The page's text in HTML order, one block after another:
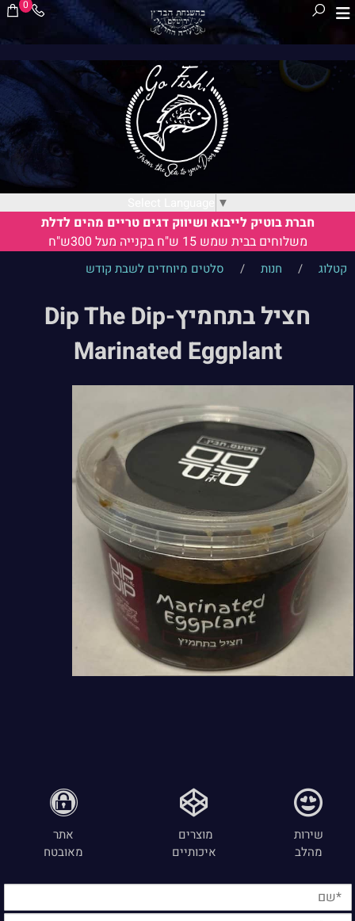
▼
0
חברת בוטיק לייבוא ושיווק דגים טריים מהים לדלת
משלוחים בבית שמש 15 ש"ח בקנייה מעל 300ש"ח
קטלוג / חנות / סלטים מיוחדים לשבת קודש
חציל בתחמיץ-Dip The Dip
Marinated Eggplant
שירות
מהלב
מוצרים
איכותיים
אתר
מאובטח